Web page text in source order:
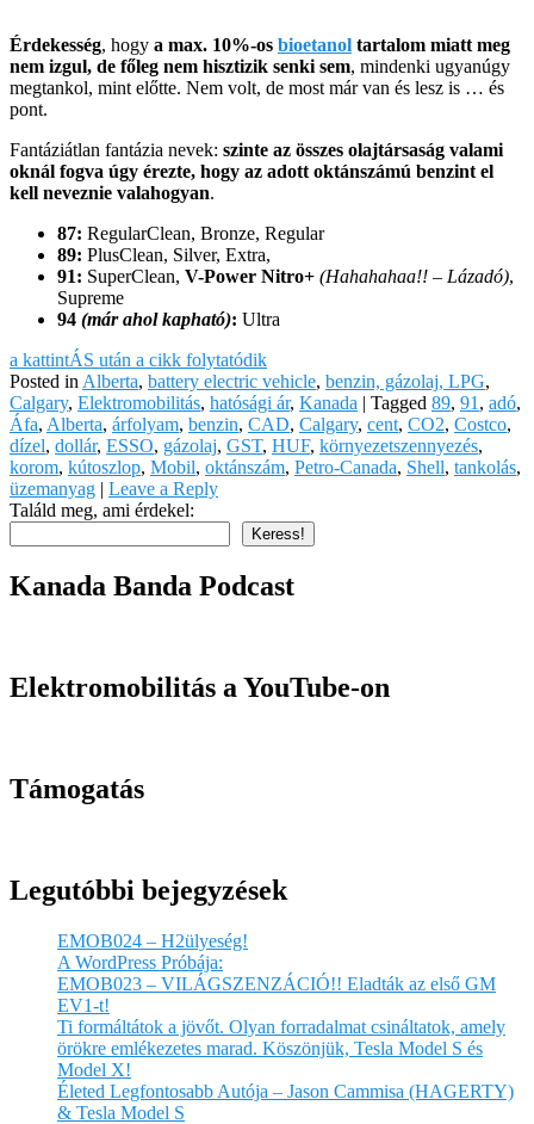
Érdekesség, hogy a max. 10%-os bioetanol tartalom miatt meg
nem izgul, de főleg nem hisztizik senki sem, mindenki ugyanúgy
megtankol, mint előtte. Nem volt, de most már van és lesz is … és
pont.
Fantáziátlan fantázia nevek: szinte az összes olajtársaság valami
oknál fogva úgy érezte, hogy az adott oktánszámú benzint el
kell neveznie valahogyan.
87: RegularClean, Bronze, Regular
89: PlusClean, Silver, Extra,
91: SuperClean, V-Power Nitro+ (Hahahahaa!! – Lázadó),
Supreme
94 (már ahol kapható): Ultra
a kattintÁS után a cikk folytatódik
Posted in Alberta, battery electric vehicle, benzin, gázolaj, LPG,
Calgary, Elektromobilitás, hatósági ár, Kanada | Tagged 89, 91 , adó,
Áfa, Alberta, árfolyam, benzin, CAD, Calgary, cent, CO2, Costco,
dízel, dollár, ESSO, gázolaj, GST, HUF, környezetszennyezés,
korom, kútoszlop, Mobil, oktánszám, Petro-Canada, Shell, tankolás,
üzemanyag | Leave a Reply
Találd meg, ami érdekel:
Keress!
Kanada Banda Podcast
Elektromobilitás a YouTube-on
Támogatás
Legutóbbi bejegyzések
EMOB024 – H2ülyeség!
A WordPress Próbája:
EMOB023 – VILÁGSZENZÁCIÓ!! Eladták az első GM
EV1-t!
Ti formáltátok a jövőt. Olyan forradalmat csináltatok, amely
örökre emlékezetes marad. Köszönjük, Tesla Model S és
Model X!
Életed Legfontosabb Autója – Jason Cammisa (HAGERTY)
& Tesla Model S